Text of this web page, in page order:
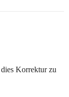
Korrektur zu